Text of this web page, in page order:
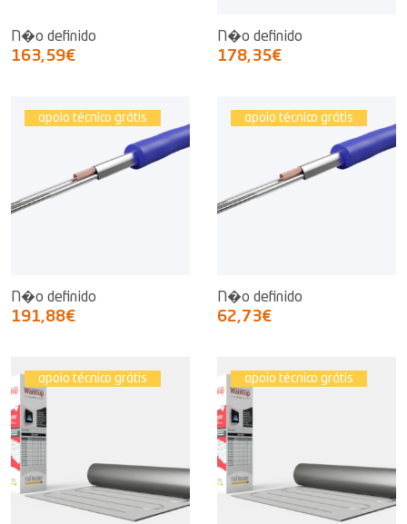
N�o definido
163,59€
N�o definido
178,35€
apoio técnico grátis
N�o definido
191,88€
apoio técnico grátis
N�o definido
62,73€
apoio técnico grátis apoio técnico grátis